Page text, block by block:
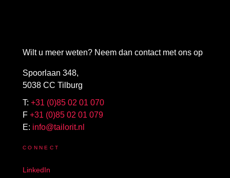
Wilt u meer weten? Neem dan contact met ons op
Spoorlaan 348,
5038 CC Tilburg
T: +31 (0)85 02 01 070
F +31 (0)85 02 01 079
E: info@tailorit.nl
CONNECT
LinkedIn